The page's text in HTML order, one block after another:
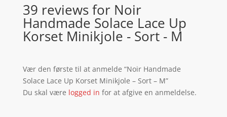
39 reviews for Noir
Handmade Solace Lace Up
Korset Minikjole - Sort - M
Vær den første til at anmelde “Noir Handmade
Solace Lace Up Korset Minikjole – Sort – M”
Du skal være logged in for at afgive en anmeldelse.